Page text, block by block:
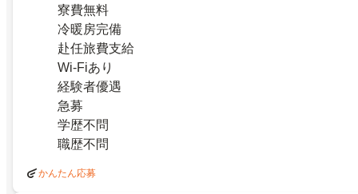
寮費無料
冷暖房完備
赴任旅費支給
Wi-Fiあり
経験者優遇
急募
学歴不問
職歴不問
かんたん応募